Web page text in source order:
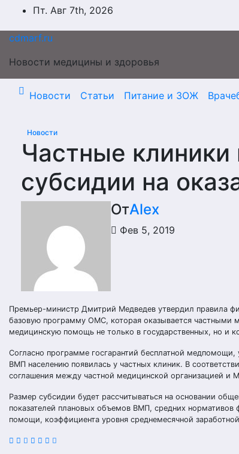
Перейти
содержимому
Пт. Авг 7th, 2026
cdmarf.ru
Новости медицины и здоровья
Новости Статьи Питание и ЗОЖ
Новости
Частные
субсидии на
ОтAlex
Фев 5, 2019
Премьер-министр Дмитрий Медведев утвердил правила
базовую программу ОМС, которая оказывается частными
медицинскую помощь не только в государственных, но и
Согласно программе госгарантий бесплатной
ВМП населению появилась у частных клиник. В
соглашения между частной медицинской организацией и
Размер субсидии будет рассчитываться на основании
показателей плановых объемов ВМП, средних нормативов
помощи, коэффициента уровня среднемесячной